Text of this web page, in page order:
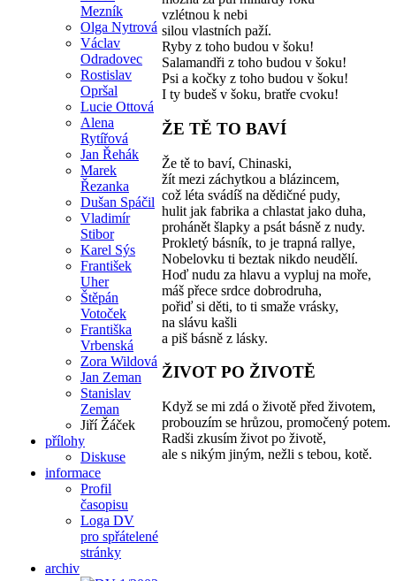
Mezník
Olga Nytrová
Václav
Odradovec
Rostislav
Opršal
Lucie Ottová
Alena
Rytířová
Jan Řehák
Marek
Řezanka
Dušan Spáčil
Vladimír
Stibor
Karel Sýs
František
Uher
Štěpán
Votoček
Františka
Vrbenská
Zora Wildová
Jan Zeman
Stanislav
Zeman
Jiří Žáček
přílohy
Diskuse
informace
Profil
časopisu
Loga DV
pro spřátelené
stránky
archiv
vzlétnou k nebi
silou vlastních paží.
Ryby z toho budou v šoku!
Salamandři z toho budou v šoku!
Psi a kočky z toho budou v šoku!
I ty budeš v šoku, bratře cvoku!
ŽE TĚ TO BAVÍ
Že tě to baví, Chinaski,
žít mezi záchytkou a blázincem,
což léta svádíš na dědičné pudy,
hulit jak fabrika a chlastat jako duha,
prohánět šlapky a psát básně z nudy.
Prokletý básník, to je trapná rallye,
Nobelovku ti beztak nikdo neudělí.
Hoď nudu za hlavu a vypluj na moře,
máš přece srdce dobrodruha,
pořiď si děti, to ti smaže vrásky,
na slávu kašli
a piš básně z lásky.
ŽIVOT PO ŽIVOTĚ
Když se mi zdá o životě před životem,
probouzím se hrůzou, promočený potem.
Radši zkusím život po životě,
ale s nikým jiným, nežli s tebou, kotě.